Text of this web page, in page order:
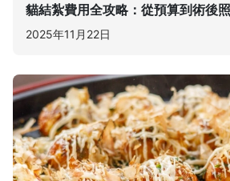
貓結紮費用全攻略：從預算到術後
2025年11月22日